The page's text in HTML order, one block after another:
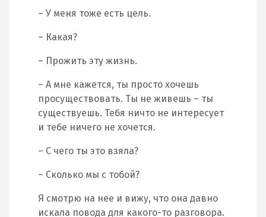
– У меня тоже есть цель.
– Какая?
– Прожить эту жизнь.
– А мне кажется, ты просто хочешь
просуществовать. Ты не живешь – ты
существуешь. Тебя ничто не интересует
и тебе ничего не хочется.
– С чего ты это взяла?
– Сколько мы с тобой?
Я смотрю на нее и вижу, что она давно
искала повода для какого-то разговора.